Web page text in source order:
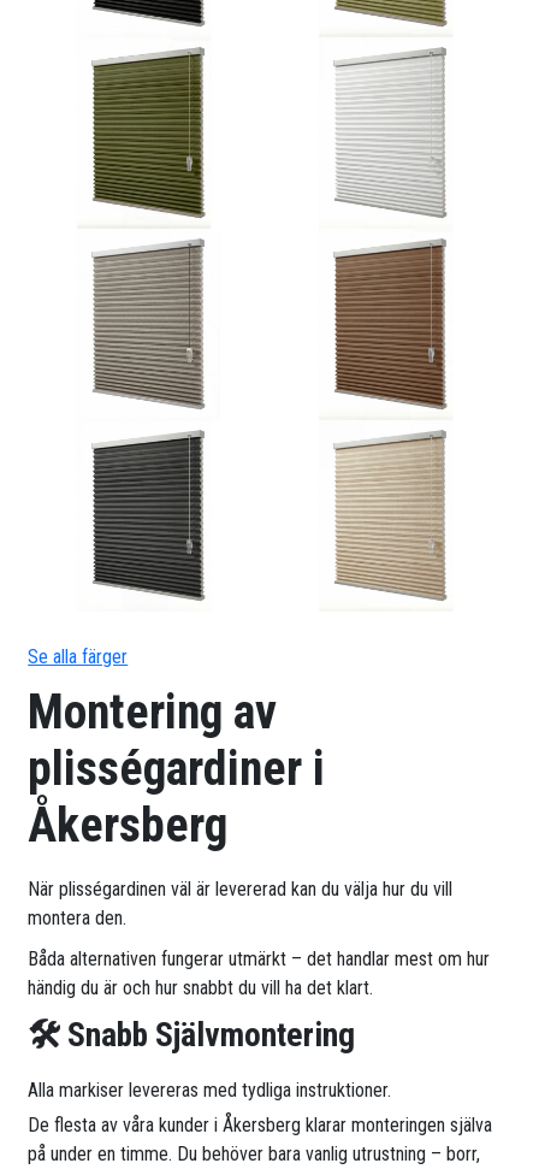
Se alla färger
Montering av
plisségardiner i
Åkersberg
När plisségardinen väl är levererad kan du välja hur du vill
montera den.
Båda alternativen fungerar utmärkt – det handlar mest om hur
händig du är och hur snabbt du vill ha det klart.
🛠 Snabb Självmontering
Alla markiser levereras med tydliga instruktioner.
De flesta av våra kunder i Åkersberg klarar monteringen själva
på under en timme. Du behöver bara vanlig utrustning – borr,